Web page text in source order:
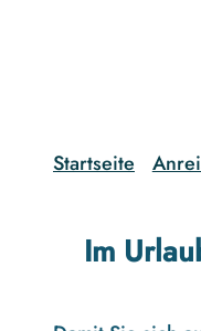
Startseite
Im